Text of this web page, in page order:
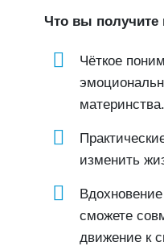
Что вы получите
Чёткое
материнства.
изменить
сможете
движение к